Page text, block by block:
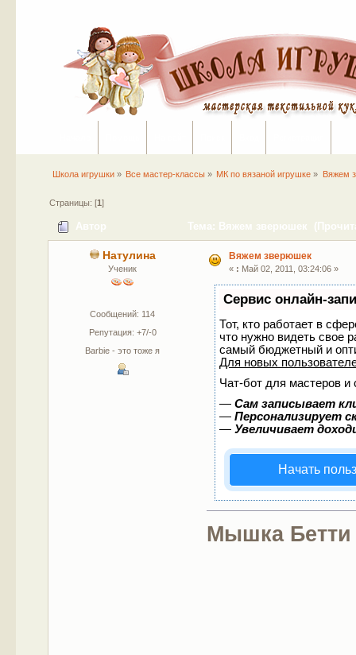
Школа игрушки» Все мастер-классы » МК по вязаной игрушке » Вяжем
Страницы: [1 ]
Автор Тема: Вяжем зверюшек
Натулина
Ученик
Сообщений: 114
Репутация: +7/-0
Barbie - это тоже я
Вяжем зверюшек
« : Май 02, 2011, 03:24:06 »
Сервис онлайн-
Тот, кто работает в
что нужно видеть свое
самый бюджетный и
Для новых
Чат-бот для мастеров и
—Сам записывает
—Персонализирует
—Увеличивает
Начать
Мышка Бетти